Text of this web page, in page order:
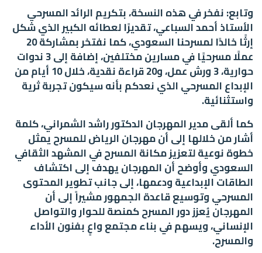
وتابع: نفخر في هذه النسخة، بتكريم الرائد المسرحي
الأستاذ أحمد السباعي، تقديرًا لعطائه الكبير الذي شكل
إرثًا خالدًا لمسرحنا السعودي، كما نفتخر بمشاركة 20
عملًا مسرحيًا في مسارين مختلفين، إضافة إلى 3 ندوات
حوارية، 3 ورش عمل، و20 قراءة نقدية، خلال 10 أيام من
الإبداع المسرحي الذي نعدكم بأنه سيكون تجربة ثرية
واستثنائية.
كما ألقى مدير المهرجان الدكتور راشد الشمراني، كلمة
أشار من خلالها إلى أن مهرجان الرياض للمسرح يمثل
خطوة نوعية لتعزيز مكانة المسرح في المشهد الثقافي
السعودي وأوضح أن المهرجان يهدف إلى اكتشاف
الطاقات الإبداعية ودعمها، إلى جانب تطوير المحتوى
المسرحي وتوسيع قاعدة الجمهور مشيراً إلى أن
المهرجان يُعزز دور المسرح كمنصة للحوار والتواصل
الإنساني، ويسهم في بناء مجتمع واعٍ بفنون الأداء
والمسرح.